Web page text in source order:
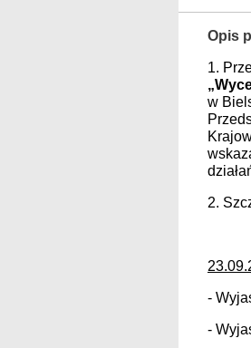
Opis
1.
w
2.
-
-